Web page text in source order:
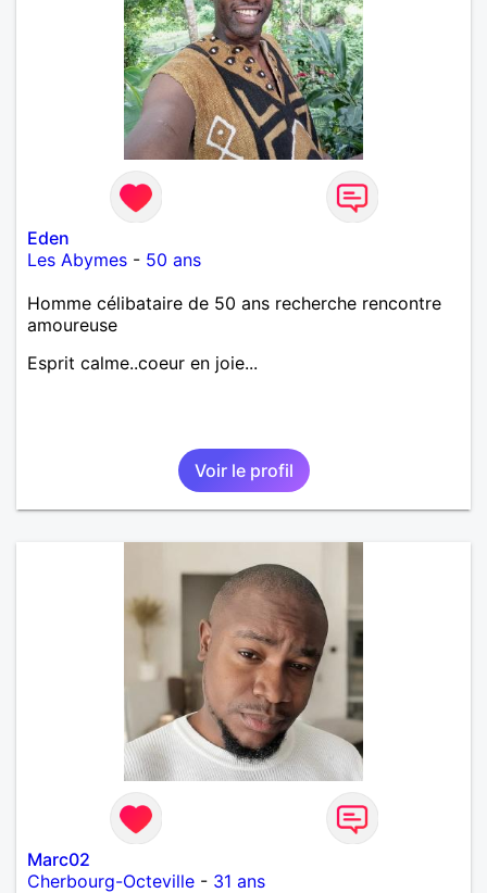
Eden
Les Abymes - 50 ans
Homme célibataire de 50 ans recherche rencontre
amoureuse
Esprit calme..coeur en joie...
Voir le profil
Marc02
Cherbourg-Octeville - 31 ans